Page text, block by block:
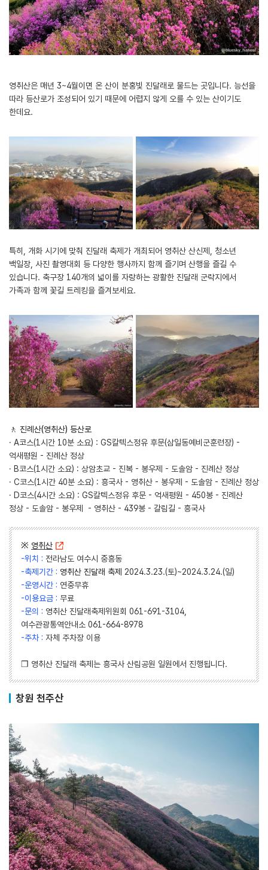
영취산은 매년 3~4월이면 온 산이 분홍빛 진달래로 물드는 곳입니다. 능선을
따라 등산로가 조성되어 있기 때문에 어렵지 않게 오를 수 있는 산이기도
한데요.
특히, 개화 시기에 맞춰 진달래 축제가 개최되어 영취산 산신제, 청소년
백일장, 사진 촬영대회 등 다양한 행사까지 함께 즐기며 산행을 즐길 수
있습니다. 축구장 140개의 넓이를 자랑하는 광활한 진달래 군락지에서
가족과 함께 꽃길 트레킹을 즐겨보세요.
🚶 ‍ 진례산(영취산) 등산로
· A코스(1시간 10분 소요) : GS칼텍스정유 후문(삼일동예비군훈련장) -
억새평원 - 진례산 정상
· B코스(1시간 소요) : 상암초교 - 진복 - 봉우제 - 도솔암 - 진례산 정상
· C코스(1시간 40분 소요) : 흥국사 - 영취산 - 봉우제 - 도솔암 - 진례산 정상
· D코스(4시간 소요) : GS칼텍스정유 후문 - 억새평원 - 450봉 - 진례산
정상 - 도솔암 - 봉우제 - 영취산 - 439봉 - 갈림길 - 흥국사
※ 영취산
-위치 : 전라남도 여수시 중흥동
-축제기간 : 영취산 진달래 축제 2024.3.23.(토)~2024.3.24.(일)
-운영시간 : 연중무휴
-이용요금 : 무료
-문의 : 영취산 진달래축제위원회 061-691-3104,
여수관광통역안내소 061-664-8978
-주차 : 자체 주차장 이용
❒ 영취산 진달래 축제는 흥국사 산림공원 일원에서 진행됩니다.
창원 천주산